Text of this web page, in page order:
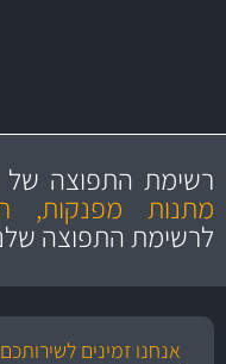
מקצועיות
ושירות מצויין
רשימת התפוצה של
מתנות מפנקות,
לרשימת התפוצה
אנחנו זמינים לשירותכם